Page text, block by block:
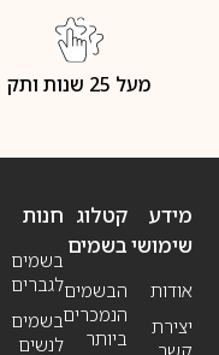
מעל 25 שנות ותק
מידע
שימושי
אודות
יצירת
קשר
חנות
בשמים
לגברים
בשמים
לנשים
קטלוג
בשמים
הבשמים
הנמכרים
ביותר